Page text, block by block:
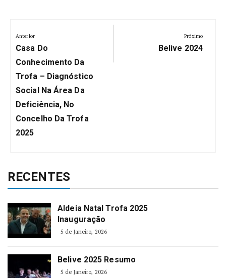
Navegação
de
artigos
Anterior
Anterior:
Casa Do
Conhecimento Da
Trofa – Diagnóstico
Social Na Área Da
Deficiência, No
Concelho Da Trofa
2025
Próximo
Próximo:
Belive 2024
RECENTES
Aldeia Natal Trofa 2025
Inauguração
5 de Janeiro, 2026
Belive 2025 Resumo
5 de Janeiro, 2026